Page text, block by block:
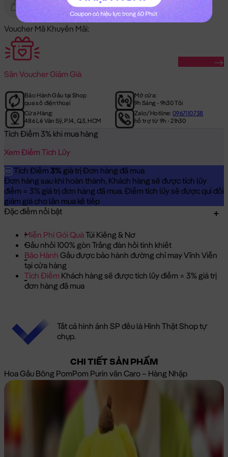
Gửi Tặng Hết Hàng
Voucher Mã Khuyến Mãi:
Săn Voucher Giảm Giá
Bảo Hành Gấu tại Shop
qua số điện thoại
Mở cửa:
9h Sáng - 9h30 Tối
Cửa Hàng:
486 Lê Văn Sỹ, P.14, Q.3, HCM
Zalo/Hotline:0967110738
hỗ trợ từ 9h - 21h30
Tích Điểm 3% khi mua hàng
Xem Điểm Tích Lũy
Tích Điểm 3% giá trị Đơn hàng đã mua
Đơn hàng sau khi hoàn thành, Khách hàng sẽ được tích lũy
điểm = 3% giá trị đơn hàng đã mua. Điểm tích lũy sẽ được qui đổi
giảm giá cho lần mua kế tiếp
Đặc điểm nổi bật
Miễn Phí Gói QuàTúi Kiếng & Nơ
Gấu nhồi 100% gòn Trắng đàn hồi tinh khiết
Bảo Hành Gấu được bảo hành đường chỉ may Vĩnh Viễn
tại cửa hàng
Tích Điểm Khách hàng sẽ được tích lũy điểm = 3% giá trị
đơn hàng đã mua
Tất cả hình ảnh SP đều là Hình Thật Shop tự
chụp.
CHI TIẾT SẢN PHẨM
Hoa Gấu Bông PomPom Purin vân Caro – Hàng Nhập